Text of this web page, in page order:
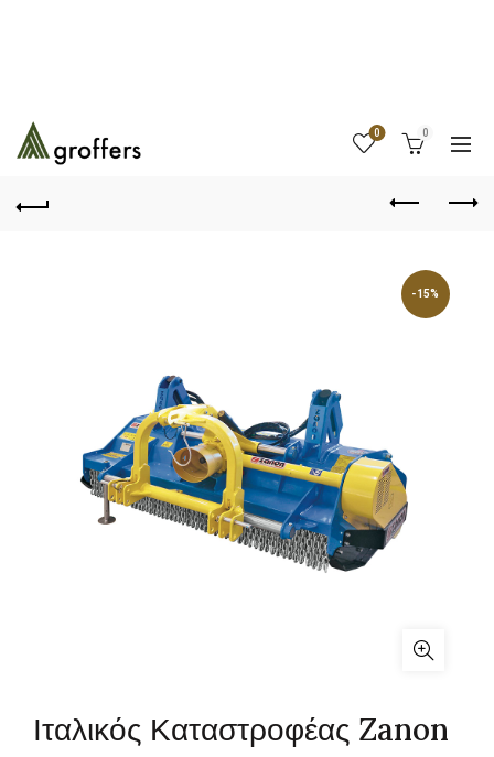
0 0
-15%
Ιταλικός Καταστροφέας Zanon